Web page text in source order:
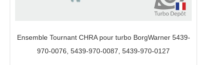
Ensemble Tournant CHRA pour turbo BorgWarner 5439-
970-0076, 5439-970-0087, 5439-970-0127